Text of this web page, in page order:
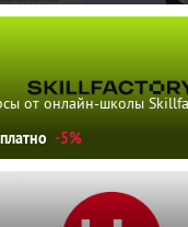
от онлайн-школы
-5%